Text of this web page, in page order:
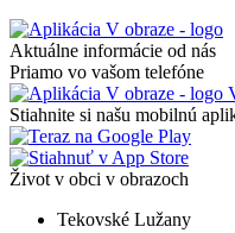
Aktuálne informácie od nás
Priamo vo vašom telefóne
Stiahnite si našu mobilnú
Život v obci v obrazoch
Tekovské Lužany